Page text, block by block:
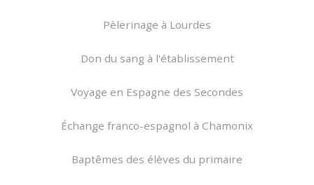
Pèlerinage à Lourdes
Don du sang à l'établissement
Voyage en Espagne des Secondes
Échange franco-espagnol à Chamonix
Baptêmes des élèves du primaire